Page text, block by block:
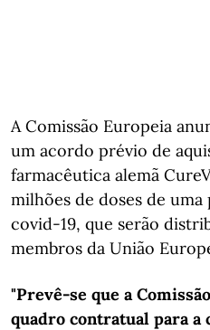
A Comissão Europeia
um acordo prévio de
farmacêutica alemã
milhões de doses de
covid-19, que serão
membros da União
"Prevê-se que a
quadro contratual para a